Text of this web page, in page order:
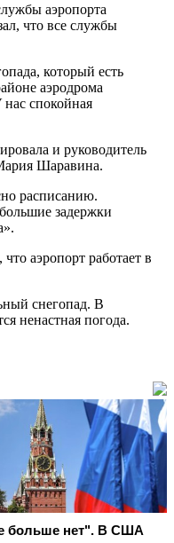
аэропорта
что все службы
который есть
аэродрома
спокойная
и руководитель
Шаравина.
расписанию.
задержки
аэропорт работает в
снегопад. В
ненастная погода.
больше нет". В США